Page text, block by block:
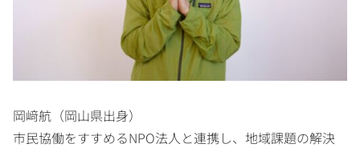
岡﨑航（岡山県出身）
市民協働をすすめるNPO法人と連携し、地域課題の解決